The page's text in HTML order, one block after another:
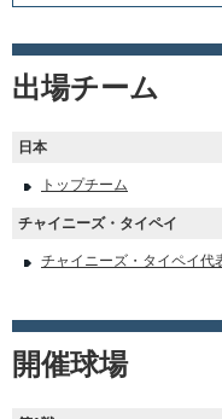
出場チーム
日本
トップチーム
チャイニーズ・タイペイ
チャイニーズ・タイペイ代
開催球場